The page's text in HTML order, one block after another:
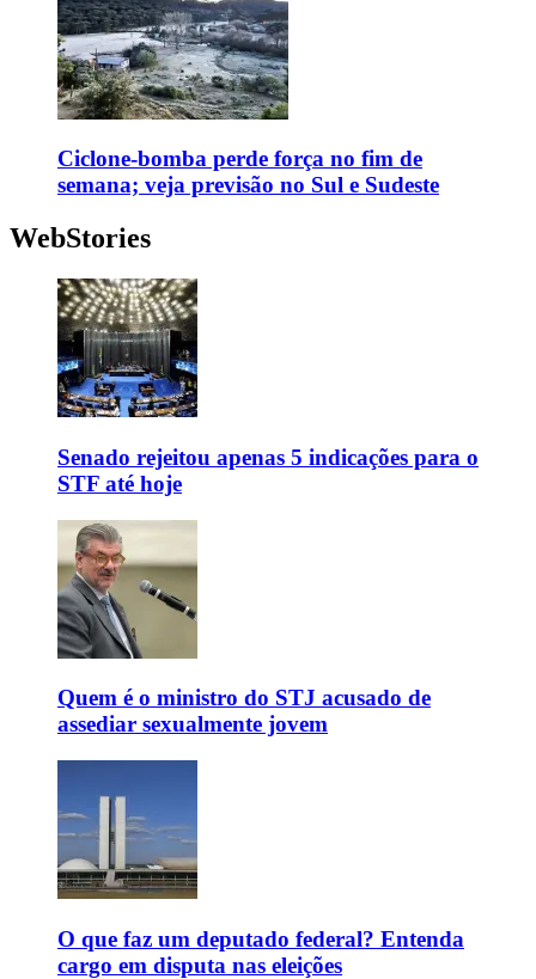
Ciclone-bomba perde força no fim de
semana; veja previsão no Sul e Sudeste
WebStories
Senado rejeitou apenas 5 indicações para o
STF até hoje
Quem é o ministro do STJ acusado de
assediar sexualmente jovem
O que faz um deputado federal? Entenda
cargo em disputa nas eleições